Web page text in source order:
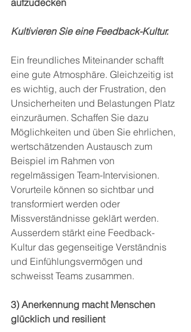
aufzudecken
Kultivieren Sie eine Feedback-Kultur.
Ein freundliches Miteinander schafft
eine gute Atmosphäre. Gleichzeitig ist
es wichtig, auch der Frustration, den
Unsicherheiten und Belastungen Platz
einzuräumen. Schaffen Sie dazu
Möglichkeiten und üben Sie ehrlichen,
wertschätzenden Austausch zum
Beispiel im Rahmen von
regelmässigen Team-Intervisionen.
Vorurteile können so sichtbar und
transformiert werden oder
Missverständnisse geklärt werden.
Ausserdem stärkt eine Feedback-
Kultur das gegenseitige Verständnis
und Einfühlungsvermögen und
schweisst Teams zusammen.
3) Anerkennung macht Menschen
glücklich und resilient